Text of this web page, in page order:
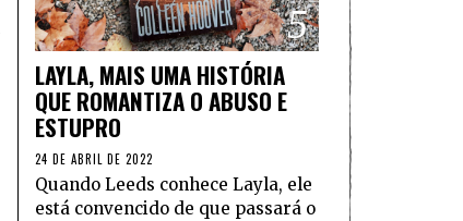
5
LAYLA, MAIS UMA HISTÓRIA
QUE ROMANTIZA O ABUSO E
ESTUPRO
24 DE ABRIL DE 2022
Quando Leeds conhece Layla, ele
está convencido de que passará o